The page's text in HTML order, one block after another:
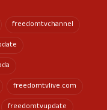
freedomtvchannel
freedomtvlive.com
freedomtvupdate